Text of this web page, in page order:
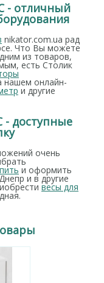
- отличный
nikator.com.ua рад
Что Вы можете
из товаров,
есть Столик
нашем онлайн-
и другие
- доступные
очень
и оформить
и в другие
весы для